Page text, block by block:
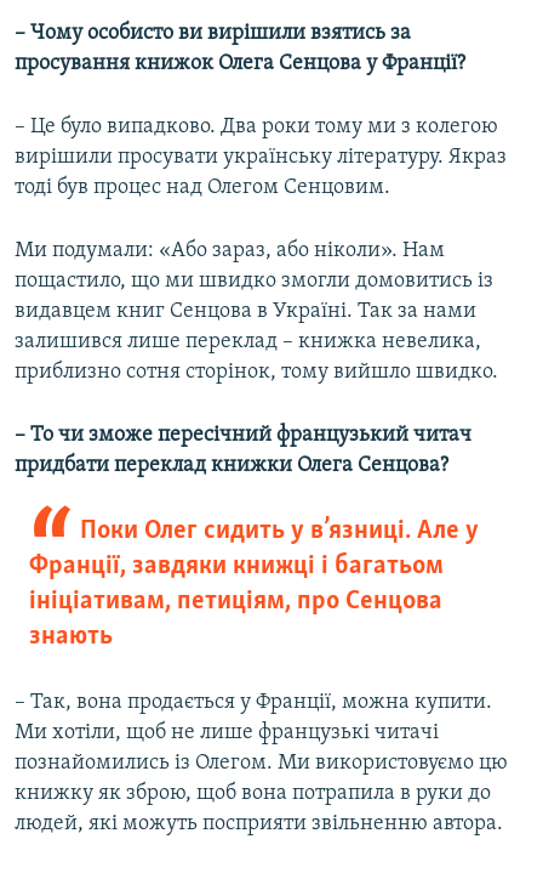
– Чому особисто ви вирішили взятись за
просування книжок Олега Сенцова у Франції?
– Це було випадково. Два роки тому ми з колегою
вирішили просувати українську літературу. Якраз
тоді був процес над Олегом Сенцовим.
Ми подумали: «Або зараз, або ніколи». Нам
пощастило, що ми швидко змогли домовитись із
видавцем книг Сенцова в Україні. Так за нами
залишився лише переклад – книжка невелика,
приблизно сотня сторінок, тому вийшло швидко.
– То чи зможе пересічний французький читач
придбати переклад книжки Олега Сенцова?
Поки Олег сидить у в’язниці. Але у
Франції, завдяки книжці і багатьом
ініціативам, петиціям, про Сенцова
знають
– Так, вона продається у Франції, можна купити.
Ми хотіли, щоб не лише французькі читачі
познайомились із Олегом. Ми використовуємо цю
книжку як зброю, щоб вона потрапила в руки до
людей, які можуть посприяти звільненню автора.